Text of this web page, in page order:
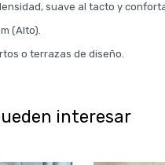
suave al tacto y
(Alto).
o terrazas de diseño.
interesar